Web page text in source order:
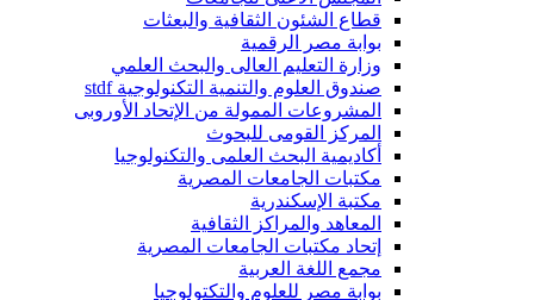
قطاع الشئون الثقافية والبعثات
بوابة مصر الرقمية
وزارة التعليم العالى والبحث العلمي
صندوق العلوم والتنمية التكنولوجية stdf
المشروعات الممولة من الإتحاد الأوروبى
المركز القومى للبحوث
أكاديمية البحث العلمى والتكنولوجيا
مكتبات الجامعات المصرية
مكتبة الإسكندرية
المعاهد والمراكز الثقافية
إتحاد مكتبات الجامعات المصرية
مجمع اللغة العربية
بوابة مصر للعلوم والتكتولوجيا